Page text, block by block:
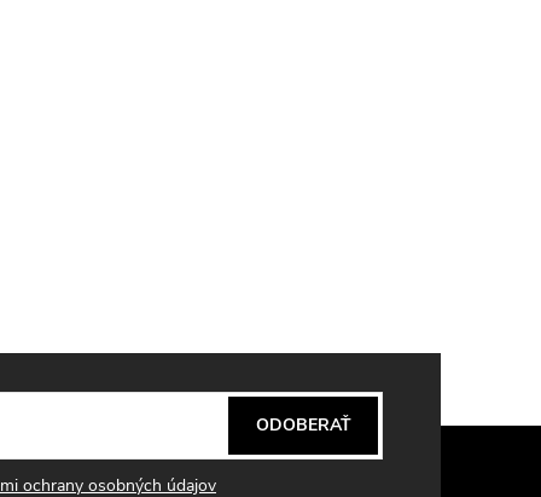
ochrany osobných údajov
ODOBERAŤ